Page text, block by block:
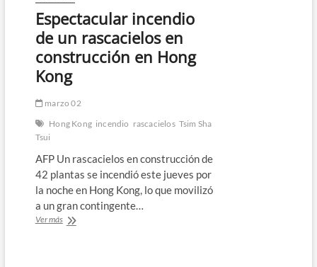
Espectacular incendio
de un rascacielos en
construcción en Hong
Kong
marzo 02
Hong Kong incendio rascacielos Tsim Sha
Tsui
AFP Un rascacielos en construcción de
42 plantas se incendió este jueves por
la noche en Hong Kong, lo que movilizó
a un gran contingente…
Ver másEspectacular